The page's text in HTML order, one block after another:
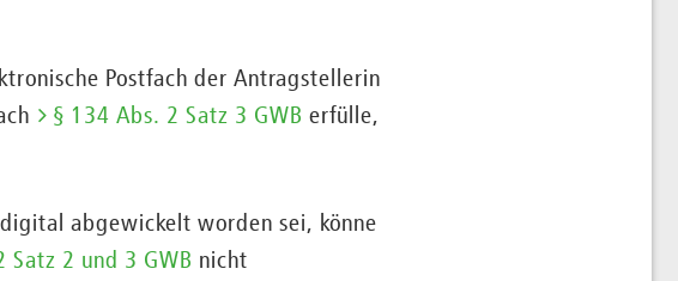
Postfach der Antragstellerin
§ 134 Abs. 2 Satz 3 GWB erfülle,
abgewickelt worden sei, könne
Satz 2 und 3 GWB nicht